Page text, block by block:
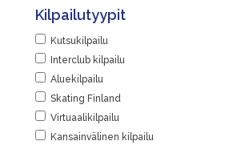
Kilpailutyypit
Kutsukilpailu
Interclub kilpailu
Aluekilpailu
Skating Finland
Virtuaalikilpailu
Kansainvälinen kilpailu